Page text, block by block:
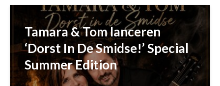
Tamara & Tom lanceren
‘Dorst In De Smidse!’ Special
Summer Edition